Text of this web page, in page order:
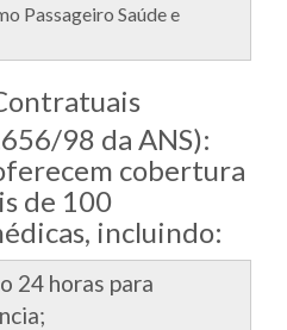
Passageiro Saúde e
98 da ANS):
cobertura
de 100
incluindo:
24 horas para